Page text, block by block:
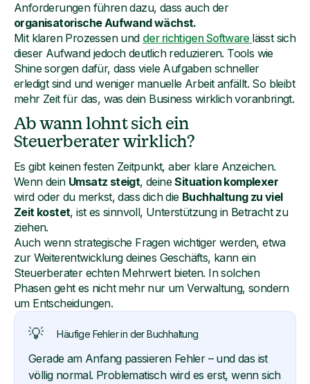
Anforderungen führen dazu, dass auch der
organisatorische Aufwand wächst.
Mit klaren Prozessen und der richtigen Software lässt sich
dieser Aufwand jedoch deutlich reduzieren. Tools wie
Shine sorgen dafür, dass viele Aufgaben schneller
erledigt sind und weniger manuelle Arbeit anfällt. So bleibt
mehr Zeit für das, was dein Business wirklich voranbringt.
Ab wann lohnt sich ein
Steuerberater wirklich?
Es gibt keinen festen Zeitpunkt, aber klare Anzeichen.
Wenn dein Umsatz steigt, deineSituation komplexer
wird oder du merkst, dass dich die Buchhaltung zu viel
Zeit kostet, ist es sinnvoll, Unterstützung in Betracht zu
ziehen.
Auch wenn strategische Fragen wichtiger werden, etwa
zur Weiterentwicklung deines Geschäfts, kann ein
Steuerberater echten Mehrwert bieten. In solchen
Phasen geht es nicht mehr nur um Verwaltung, sondern
um Entscheidungen.
💡 Häufige Fehler in der Buchhaltung
Gerade am Anfang passieren Fehler – und das ist
völlig normal. Problematisch wird es erst, wenn sich